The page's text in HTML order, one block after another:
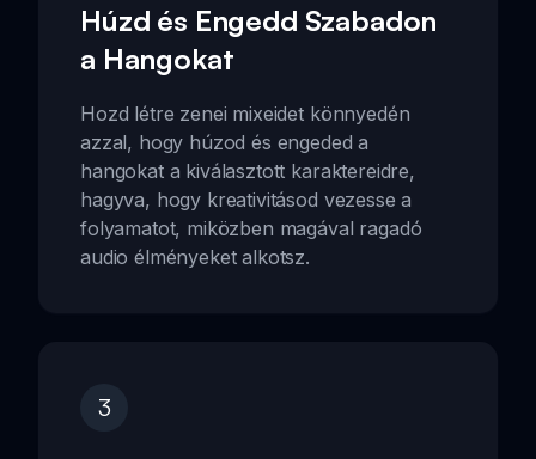
Húzd és Engedd Szabadon
a Hangokat
Hozd létre zenei mixeidet könnyedén
azzal, hogy húzod és engeded a
hangokat a kiválasztott karaktereidre,
hagyva, hogy kreativitásod vezesse a
folyamatot, miközben magával ragadó
audio élményeket alkotsz.
3